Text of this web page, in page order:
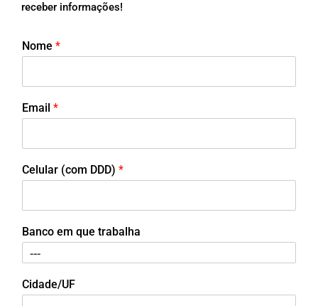
receber informações!
Nome *
Email *
Celular (com DDD) *
Banco em que trabalha
Cidade/UF